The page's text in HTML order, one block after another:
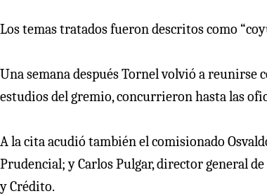
Los temas tratados fueron descritos como
Una semana después Tornel volvió a reunirse
estudios del gremio, concurrieron hasta las
A la cita acudió también el comisionado
Prudencial; y Carlos Pulgar, director general
y Crédito.